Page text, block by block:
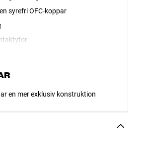
syrefri OFC-koppar
en mer exklusiv konstruktion